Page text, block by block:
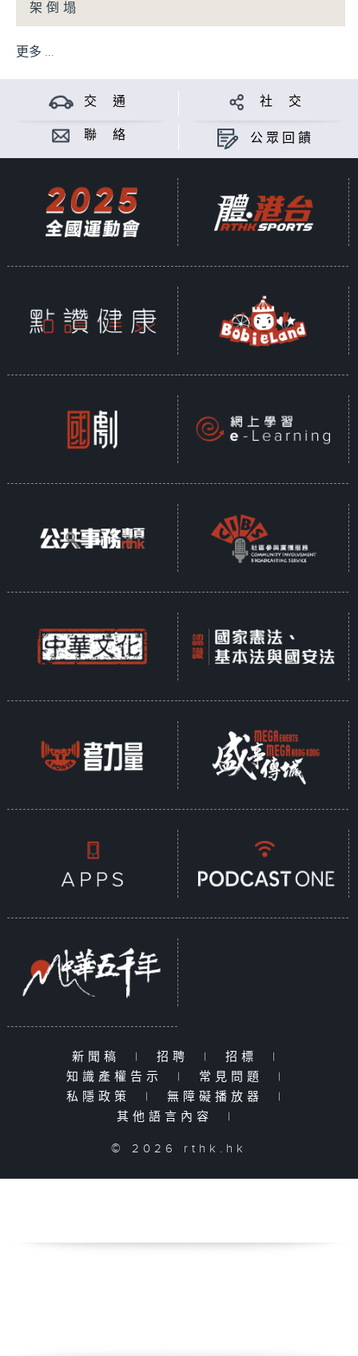
架倒塌
更多 ...
交 通 社 交
聯 絡 公眾回饋
新聞稿 | 招聘 | 招標
|
知識產權告示
| 常見問題
|
私隱政策
| 無障礙播放器
|
其他語言內容
|
© 2026 rthk.hk